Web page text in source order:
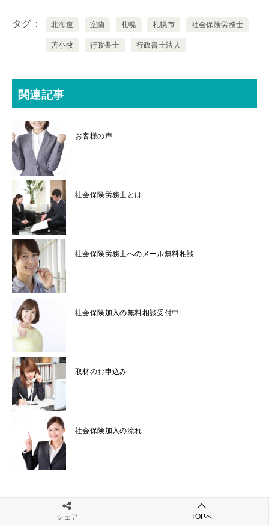
タグ
北海道 室蘭 札幌 札幌市 社会保険労務士
苫小牧 行政書士 行政書士法人
関連記事
お客様の声
社会保険労務士とは
社会保険労務士へのメール無料相談
社会保険加入の無料相談受付中
取材のお申込み
社会保険加入の流れ
シェア TOPへ